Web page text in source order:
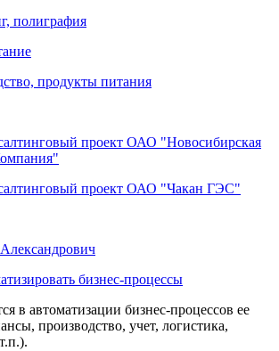
полиграфия
продукты питания
проект ОАО "Новосибирская
проект ОАО "Чакан ГЭС"
бизнес-процессы
в автоматизации бизнес-процессов ее
производство, учет, логистика,